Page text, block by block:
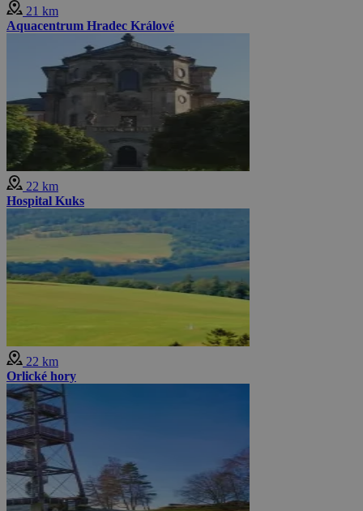
21 km
Aquacentrum Hradec Králové
22 km
Hospital Kuks
22 km
Orlické hory